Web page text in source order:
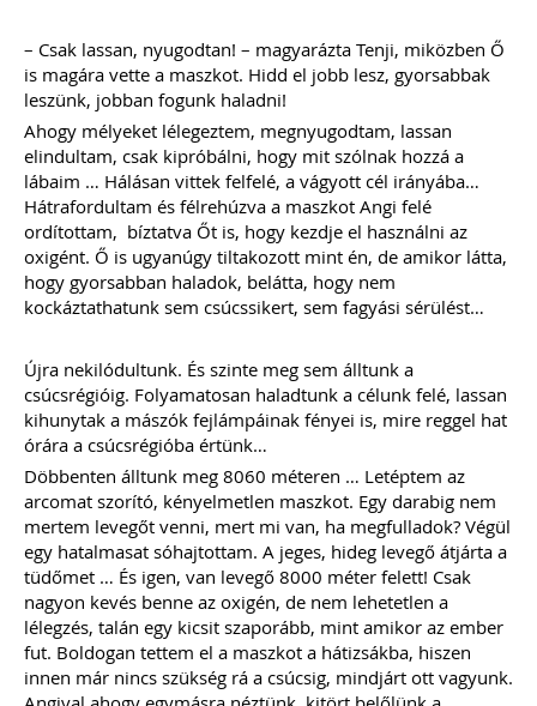
– Csak lassan, nyugodtan! – magyarázta Tenji, miközben Ő
is magára vette a maszkot. Hidd el jobb lesz, gyorsabbak
leszünk, jobban fogunk haladni!
Ahogy mélyeket lélegeztem, megnyugodtam, lassan
elindultam, csak kipróbálni, hogy mit szólnak hozzá a
lábaim … Hálásan vittek felfelé, a vágyott cél irányába…
Hátrafordultam és félrehúzva a maszkot Angi felé
ordítottam, bíztatva Őt is, hogy kezdje el használni az
oxigént. Ő is ugyanúgy tiltakozott mint én, de amikor látta,
hogy gyorsabban haladok, belátta, hogy nem
kockáztathatunk sem csúcssikert, sem fagyási sérülést…
Újra nekilódultunk. És szinte meg sem álltunk a
csúcsrégióig. Folyamatosan haladtunk a célunk felé, lassan
kihunytak a mászók fejlámpáinak fényei is, mire reggel hat
órára a csúcsrégióba értünk…
Döbbenten álltunk meg 8060 méteren … Letéptem az
arcomat szorító, kényelmetlen maszkot. Egy darabig nem
mertem levegőt venni, mert mi van, ha megfulladok? Végül
egy hatalmasat sóhajtottam. A jeges, hideg levegő átjárta a
tüdőmet … És igen, van levegő 8000 méter felett! Csak
nagyon kevés benne az oxigén, de nem lehetetlen a
lélegzés, talán egy kicsit szaporább, mint amikor az ember
fut. Boldogan tettem el a maszkot a hátizsákba, hiszen
innen már nincs szükség rá a csúcsig, mindjárt ott vagyunk.